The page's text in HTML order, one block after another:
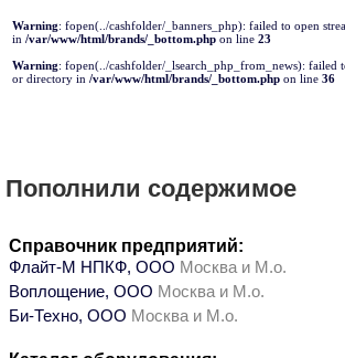
Warning: fopen(../cashfolder/_banners_php): failed to open
in /var/www/html/brands/_bottom.php on line 23
Warning: fopen(../cashfolder/_lsearch_php_from_news): failed
or directory in /var/www/html/brands/_bottom.php on line 36
Пополнили содержимое
Справочник предприятий:
Флайт-М НПКФ, ООО Москва и М.о.
Воплощение, ООО Москва и М.о.
Би-Техно, ООО Москва и М.о.